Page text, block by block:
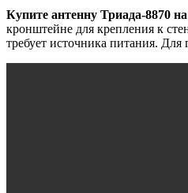
Купите антенну Триада-8870
кронштейне для крепления к
требует источника питания. Для